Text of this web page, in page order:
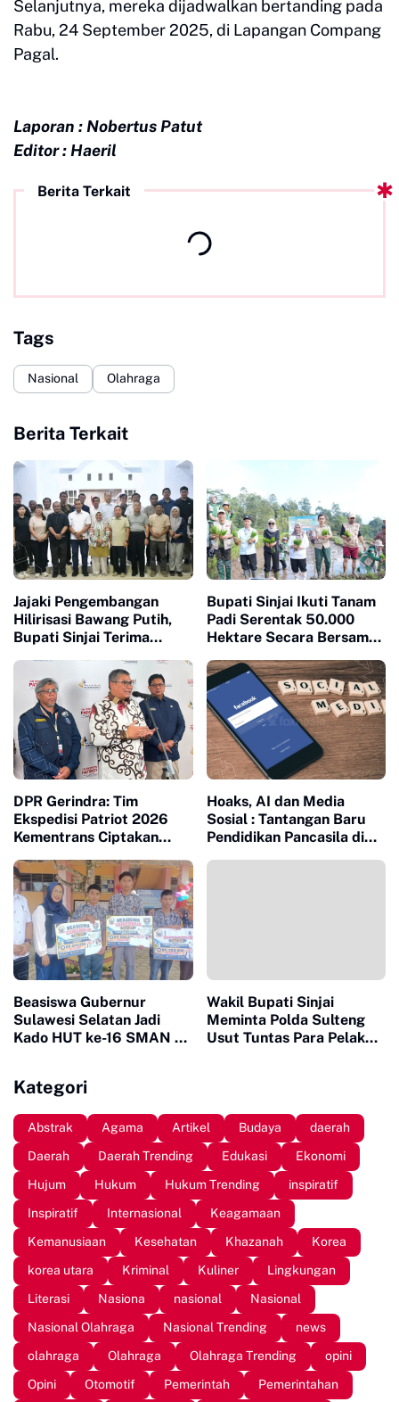
Selanjutnya, mereka dijadwalkan bertanding pada
Rabu, 24 September 2025, di Lapangan Compang
Pagal.
Laporan : Nobertus Patut
Editor : Haeril
Berita Terkait
Tags
Nasional Olahraga
Berita Terkait
Jajaki Pengembangan
Hilirisasi Bawang Putih,
Bupati Sinjai Terima
Bupati Sinjai Ikuti Tanam
Padi Serentak 50.000
Hektare Secara Bersama
DPR Gerindra: Tim
Ekspedisi Patriot 2026
Kementrans Ciptakan
Baru di Kawasan
Transmigrasi
Hoaks, AI dan Media
Sosial : Tantangan Baru
Pendidikan Pancasila di
Beasiswa Gubernur
Sulawesi Selatan Jadi
Kado HUT ke-16 SMAN 10
Wakil Bupati Sinjai
Meminta Polda Sulteng
Usut Tuntas Para Pelaku
Kategori
Abstrak Agama Artikel Budaya
daerah
Daerah
Daerah Trending Edukasi
Ekonomi
Hujum
Hukum Hukum Trending
inspiratif
Inspiratif
Internasional
Keagamaan
Kemanusiaan
Kesehatan Khazanah
Korea
korea utara
Kriminal Kuliner
Lingkungan
Literasi
Nasiona nasional
Nasional
Nasional Olahraga
Nasional Trending
news
olahraga
Olahraga Olahraga Trending
opini
Opini
Otomotif Pemerintah
Pemerintahan